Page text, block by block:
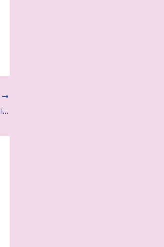
Brood met Pindakaas, Philadelphia en Banaan